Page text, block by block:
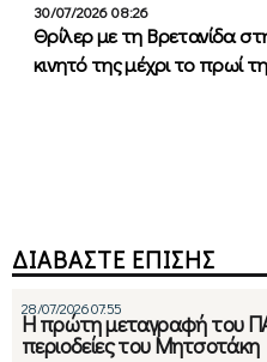
30/07/2026 08:26
Θρίλερ με τη Βρετανίδα
κινητό της μέχρι το πρωί
ΔΙΑΒΑΣΤΕ ΕΠΙΣΗΣ
28/07/2026 07:55
Η πρώτη μεταγραφή του
περιοδείες του Μητσοτάκη